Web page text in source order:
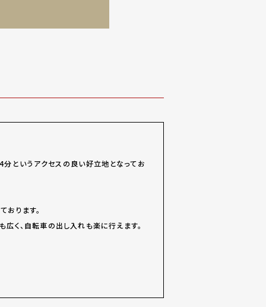
というアクセスの良い好立地となってお
おります。
広く、自転車の出し入れも楽に行えます。